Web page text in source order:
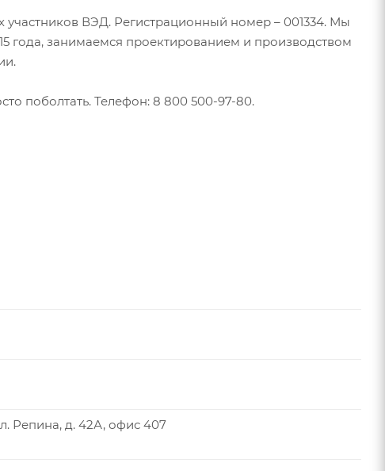
ВЭД. Регистрационный номер – 001334. Мы
года, занимаемся проектированием и производством
поболтать. Телефон: 8 800 500-97-80.
Репина, д. 42А, офис 407